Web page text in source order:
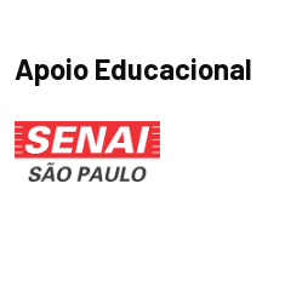
Apoio Educacional